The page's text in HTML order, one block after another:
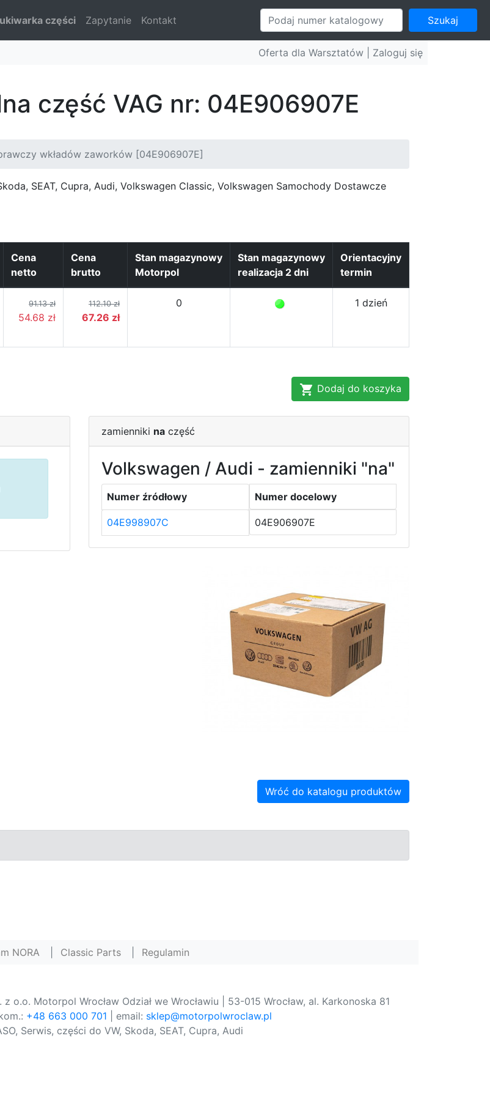
części Zapytanie Kontakt Szukaj
Oferta dla Warsztatów | Zaloguj się
część VAG nr: 04E906907E
wkładów zaworków [04E906907E]
SEAT, Cupra, Audi, Volkswagen Classic, Volkswagen Samochody Dostawcze
Cena
netto
Cena
brutto
Stan magazynowy
Motorpol
Stan magazynowy
realizacja 2 dni
Orientacyjny
termin
91.13 zł
54.68 zł
112.10 zł
67.26 zł
0 1 dzień
Dodaj do koszyka
zamienniki na część
Volkswagen / Audi - zamienniki "na"
Numer źródłowy Numer docelowy
04E998907C 04E906907E
Wróć do katalogu produktów
NORA Classic Parts Regulamin
o.o. Motorpol Wrocław Odział we Wrocławiu | 53-015 Wrocław, al. Karkonoska 81
+48 663 000 701 | email: sklep@motorpolwroclaw.pl
Serwis, części do VW, Skoda, SEAT, Cupra, Audi